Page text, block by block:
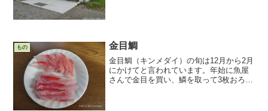
もの 金目鯛
金目鯛（キンメダイ）の旬は12月から2月
にかけてと言われています。年始に魚屋
さんで金目を買い、鱗を取って3枚おろし